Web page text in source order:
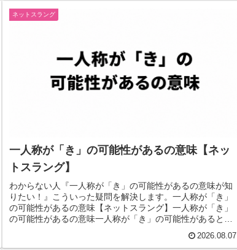
ネットスラング
一人称が「き」の可能性があるの意味【ネッ
トスラング】
わからない人『一人称が「き」の可能性があるの意味が知
りたい！』こういった疑問を解決します。一人称が「き」
の可能性があるの意味【ネットスラング】一人称が「き」
の可能性があるの意味一人称が「き」の可能性があるとい
2026.08.07